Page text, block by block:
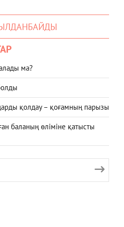
ма?
қолдау – қоғамның парызы
баланың өліміне қатысты